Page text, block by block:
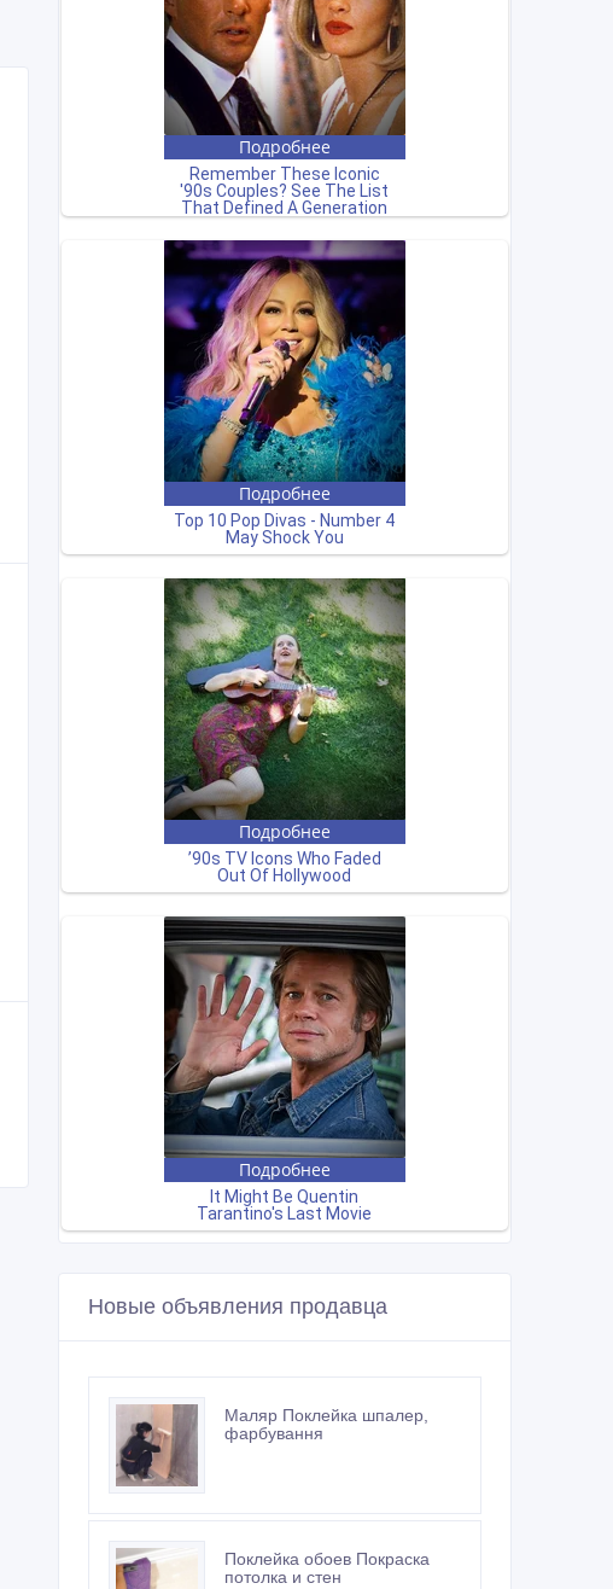
Новые объявления продавца
Маляр Поклейка шпалер,
фарбування
Поклейка обоев Покраска
потолка и стен